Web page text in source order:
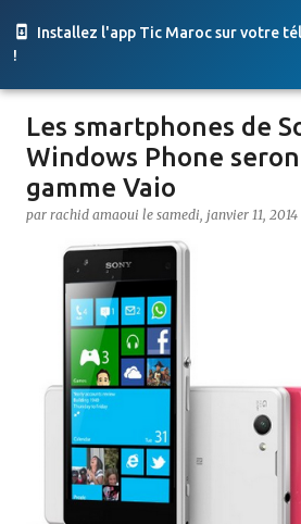
Installez l'app Tic Maroc sur votre
!
Accéder au contenu
Les smartphones de
Windows Phone
gamme Vaio
par rachid amaoui le samedi, janvier 11, 2014